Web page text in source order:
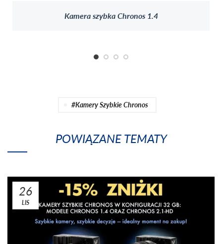
Kamera szybka Chronos 1.4
#kamery Szybkie Chronos
POWIĄZANE TEMATY
26
LIS